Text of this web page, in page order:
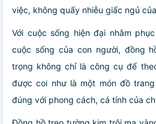
việc, không quấy nhiễu giấc ngủ
Với cuộc sống hiện đại nhằm
cuộc sống của con người, đồng
trọng không chỉ là công cụ để
được coi như là một món đồ
đúng với phong cách, cá tính của